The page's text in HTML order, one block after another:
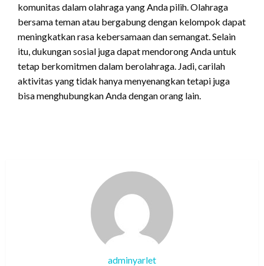
komunitas dalam olahraga yang Anda pilih. Olahraga
bersama teman atau bergabung dengan kelompok dapat
meningkatkan rasa kebersamaan dan semangat. Selain
itu, dukungan sosial juga dapat mendorong Anda untuk
tetap berkomitmen dalam berolahraga. Jadi, carilah
aktivitas yang tidak hanya menyenangkan tetapi juga
bisa menghubungkan Anda dengan orang lain.
adminyarlet